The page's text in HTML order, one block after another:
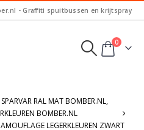
- Graffiti spuitbussen en krijtspray
0
SPARVAR RAL MAT BOMBER.NL,
BOMBER.NL
LEGERKLEUREN ZWART